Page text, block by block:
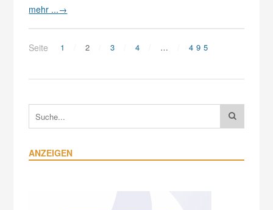
mehr ...→
Seite 1 2 3 4 … 495
ANZEIGEN